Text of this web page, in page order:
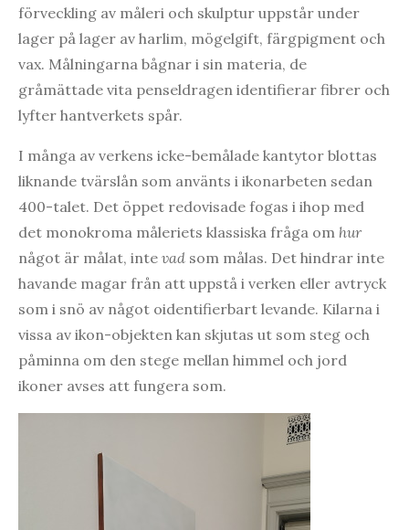
förveckling av måleri och skulptur uppstår under
lager på lager av harlim, mögelgift, färgpigment och
vax. Målningarna bågnar i sin materia, de
gråmättade vita penseldragen identifierar fibrer och
lyfter hantverkets spår.
I många av verkens icke-bemålade kantytor blottas
liknande tvärslån som använts i ikonarbeten sedan
400-talet. Det öppet redovisade fogas i ihop med
det monokroma måleriets klassiska fråga om hur
något är målat, inte vad som målas. Det hindrar inte
havande magar från att uppstå i verken eller avtryck
som i snö av något oidentifierbart levande. Kilarna i
vissa av ikon-objekten kan skjutas ut som steg och
påminna om den stege mellan himmel och jord
ikoner avses att fungera som.